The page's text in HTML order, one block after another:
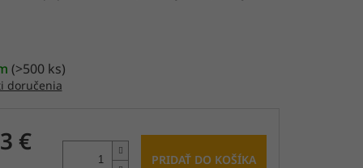
(>500 ks)
doručenia
€
PRIDAŤ DO KOŠÍKA